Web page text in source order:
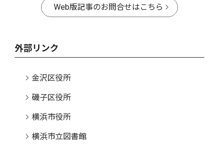
Web版記事のお問合せはこちら
外部リンク
金沢区役所
磯子区役所
横浜市役所
横浜市立図書館